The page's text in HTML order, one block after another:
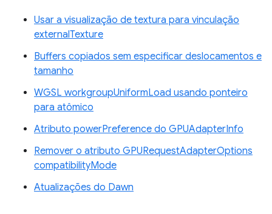
Usar a visualização de textura para vinculação
externalTexture
Buffers copiados sem especificar deslocamentos e
tamanho
WGSL workgroupUniformLoad usando ponteiro
para atômico
Atributo powerPreference do GPUAdapterInfo
Remover o atributo GPURequestAdapterOptions
compatibilityMode
Atualizações do Dawn